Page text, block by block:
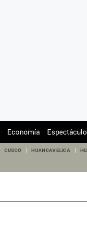
Economía
CUSCO HUANCAVELICA